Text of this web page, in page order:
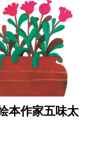
本作家五味太